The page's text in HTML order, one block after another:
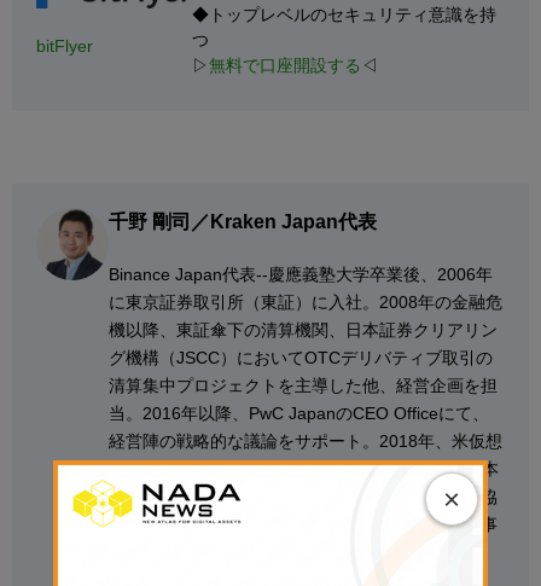
bitFlyer
◆トップレベルのセキュリティ意識を持
つ
▷無料で口座開設する ◁
千野 剛司／Kraken Japan代表
Binance Japan代表--慶應義塾大学卒業後、2006年
に東京証券取引所（東証）に入社。2008年の金融危
機以降、東証傘下の清算機関、日本証券クリアリン
グ機構（JSCC）においてOTCデリバティブ取引の
清算集中プロジェクトを主導した他、経営企画を担
当。2016年以降、PwC JapanのCEO Officeにて、
経営陣の戦略的な議論をサポート。2018年、米仮想
通貨取引所のKrakenに入社し、2020年3月より日本
法人代表を務めた。その他、日本暗号資産取引業協
会では副会長、日本暗号資産ビジネス協会では理事
×